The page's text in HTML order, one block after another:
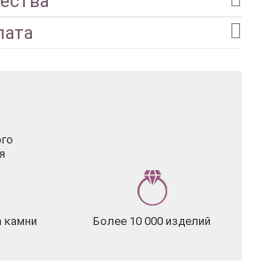
камни
Более 10 000 изделий